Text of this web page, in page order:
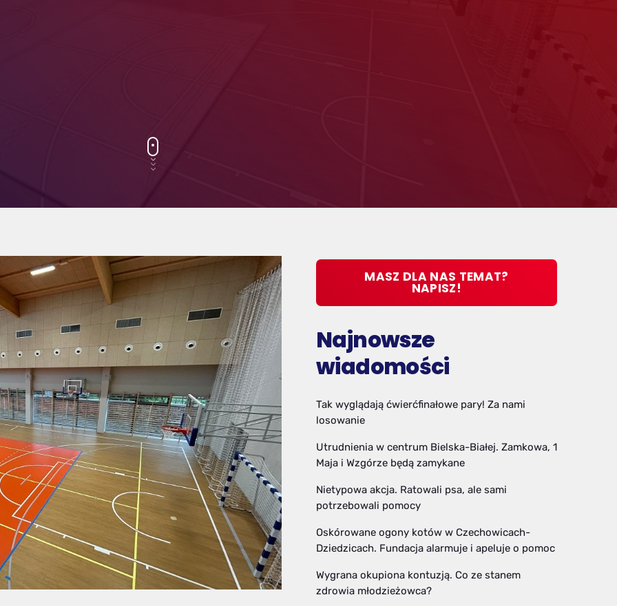
MASZ DLA NAS TEMAT?
NAPISZ!
Najnowsze
wiadomości
Tak wyglądają ćwierćfinałowe pary! Za nami
losowanie
Utrudnienia w centrum Bielska-Białej. Zamkowa, 1
Maja i Wzgórze będą zamykane
Nietypowa akcja. Ratowali psa, ale sami
potrzebowali pomocy
Oskórowane ogony kotów w Czechowicach-
Dziedzicach. Fundacja alarmuje i apeluje o pomoc
Wygrana okupiona kontuzją. Co ze stanem
zdrowia młodzieżowca?